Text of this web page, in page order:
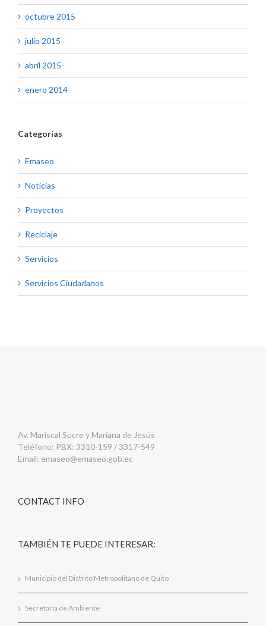
octubre 2015
julio 2015
abril 2015
enero 2014
Categorías
Emaseo
Noticias
Proyectos
Reciclaje
Servicios
Servicios Ciudadanos
Av. Mariscal Sucre y Mariana de Jesús
Teléfono: PBX: 3310-159 / 3317-549
Email: emaseo@emaseo.gob.ec
CONTACT INFO
TAMBIÉN TE PUEDE INTERESAR:
Municipio del Distrito Metropolitano de Quito
Secretaría de Ambiente